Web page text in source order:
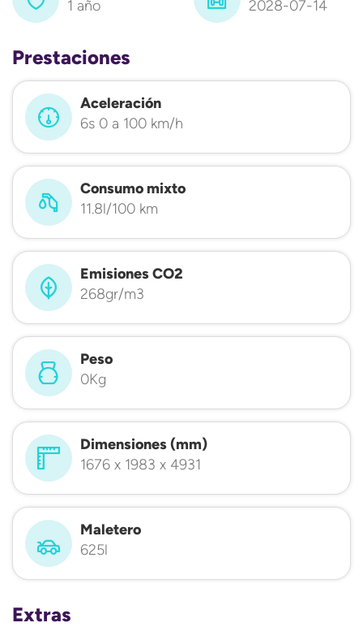
1 año
2028-07-14
Prestaciones
Aceleración
6s 0 a 100 km/h
Consumo mixto
11.8l/100 km
Emisiones CO2
268gr/m3
Peso
0Kg
Dimensiones (mm)
1676 x 1983 x 4931
Maletero
625l
Extras